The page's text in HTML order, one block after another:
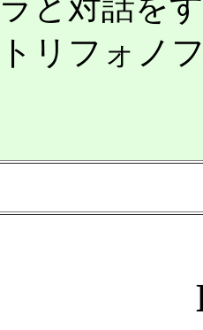
リフォノ